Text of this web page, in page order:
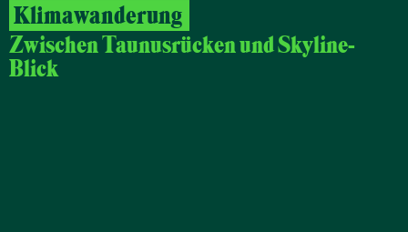
Klimawanderung
Zwischen Taunusrücken und Skyline-
Blick